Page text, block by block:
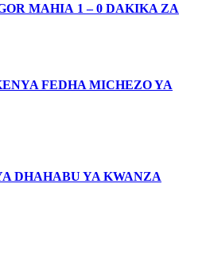
MAHIA 1 – 0 DAKIKA ZA
FEDHA MICHEZO YA
DHAHABU YA KWANZA